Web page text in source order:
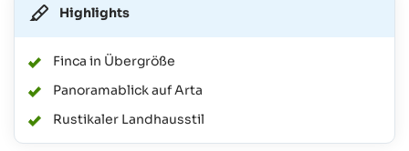
Highlights
Finca in Übergröße
Panoramablick auf Arta
Rustikaler Landhausstil